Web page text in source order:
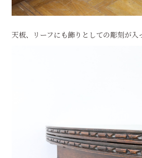
天板、リーフにも飾りとしての彫刻が入